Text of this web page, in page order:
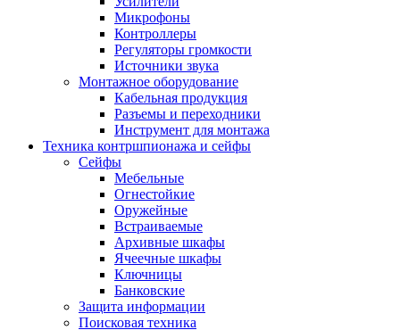
Микрофоны
Контроллеры
Регуляторы громкости
Источники звука
Монтажное оборудование
Кабельная продукция
Разъемы и переходники
Инструмент для монтажа
Техника контршпионажа и сейфы
Сейфы
Мебельные
Огнестойкие
Оружейные
Встраиваемые
Архивные шкафы
Ячеечные шкафы
Ключницы
Банковские
Защита информации
Поисковая техника